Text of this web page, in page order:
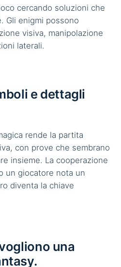
cercando soluzioni che
Gli enigmi possono
visiva, manipolazione
laterali.
e dettagli
rende la partita
con prove che sembrano
insieme. La cooperazione
un giocatore nota un
diventa la chiave
una